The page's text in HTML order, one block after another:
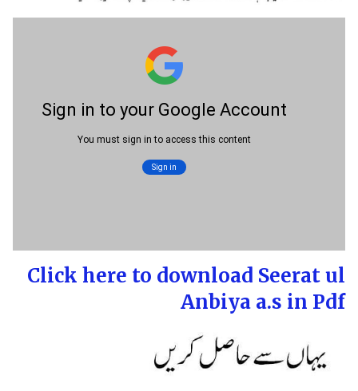
Click here to download Seerat ul
Anbiya a.s in Pdf